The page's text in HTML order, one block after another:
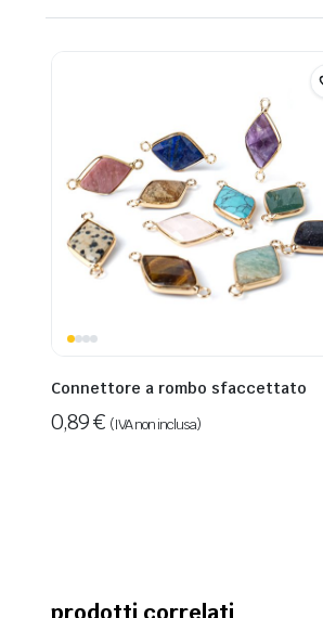
Connettore a rombo sfaccettato
0,89€ (IVA non inclusa)